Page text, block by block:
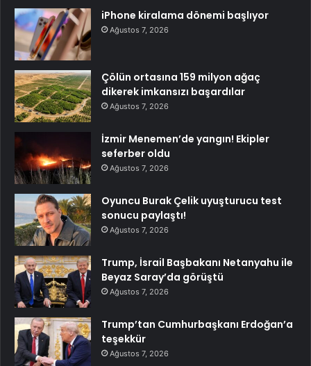
iPhone kiralama dönemi başlıyor
Ağustos 7, 2026
Çölün ortasına 159 milyon ağaç
dikerek imkansızı başardılar
Ağustos 7, 2026
İzmir Menemen’de yangın! Ekipler
seferber oldu
Ağustos 7, 2026
Oyuncu Burak Çelik uyuşturucu test
sonucu paylaştı!
Ağustos 7, 2026
Trump, İsrail Başbakanı Netanyahu ile
Beyaz Saray’da görüştü
Ağustos 7, 2026
Trump’tan Cumhurbaşkanı Erdoğan’a
teşekkür
Ağustos 7, 2026